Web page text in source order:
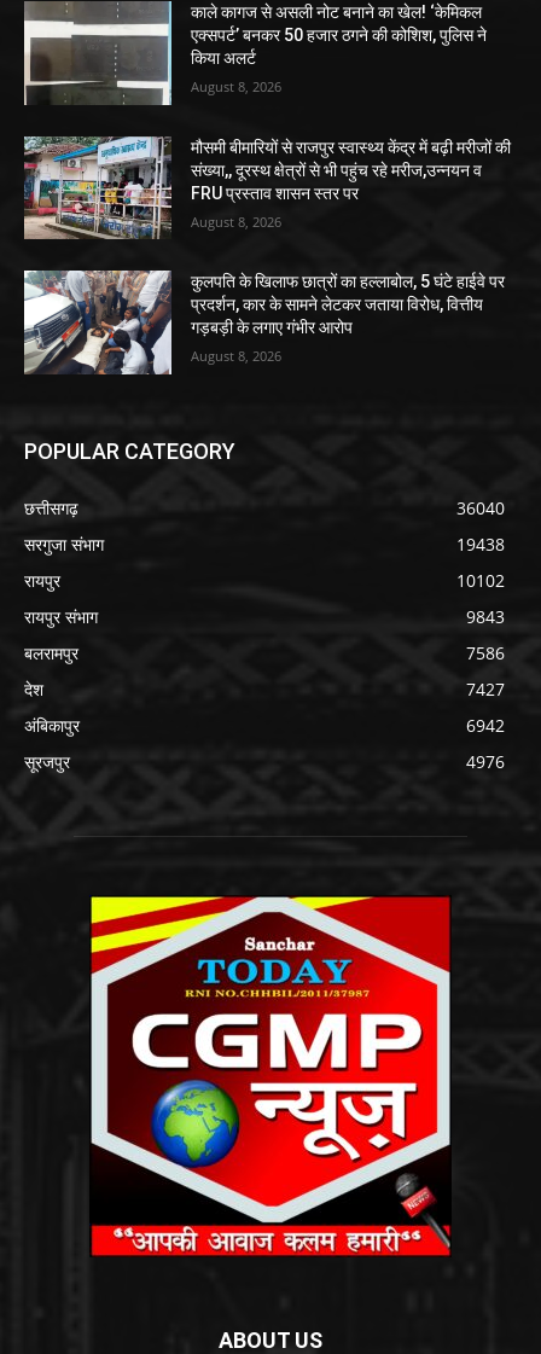
काले कागज से असली नोट बनाने का खेल! ‘केमिकल
एक्सपर्ट’ बनकर 50 हजार ठगने की कोशिश, पुलिस ने
किया अलर्ट
August 8, 2026
मौसमी बीमारियों से राजपुर स्वास्थ्य केंद्र में बढ़ी मरीजों की
संख्या,, दूरस्थ क्षेत्रों से भी पहुंच रहे मरीज,उन्नयन व
FRU प्रस्ताव शासन स्तर पर
August 8, 2026
कुलपति के खिलाफ छात्रों का हल्लाबोल, 5 घंटे हाईवे पर
प्रदर्शन, कार के सामने लेटकर जताया विरोध, वित्तीय
गड़बड़ी के लगाए गंभीर आरोप
August 8, 2026
POPULAR CATEGORY
छत्तीसगढ़
36040
सरगुजा संभाग
19438
रायपुर
10102
रायपुर संभाग
9843
बलरामपुर
7586
देश
7427
अंबिकापुर
6942
सूरजपुर
4976
ABOUT US